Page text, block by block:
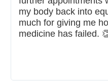
long-term. If you are
booking an
about this type of